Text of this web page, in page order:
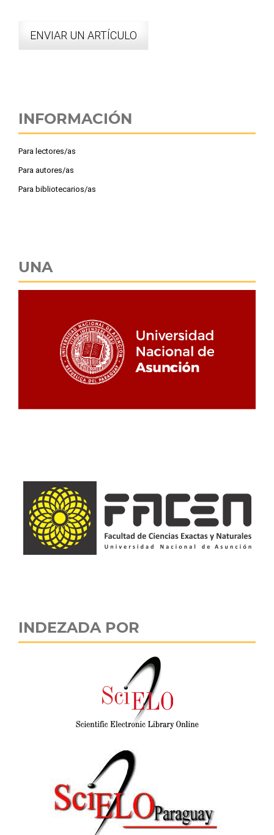
ENVIAR UN ARTÍCULO
INFORMACIÓN
Para lectores/as
Para autores/as
Para bibliotecarios/as
UNA
INDEZADA POR